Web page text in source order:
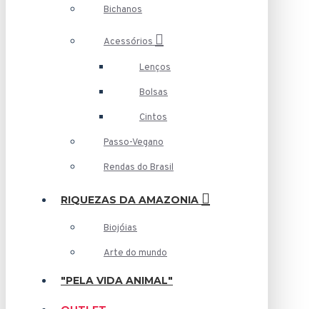
Bichanos
Acessórios
Lenços
Bolsas
Cintos
Passo-Vegano
Rendas do Brasil
RIQUEZAS DA AMAZONIA
Biojóias
Arte do mundo
"PELA VIDA ANIMAL"